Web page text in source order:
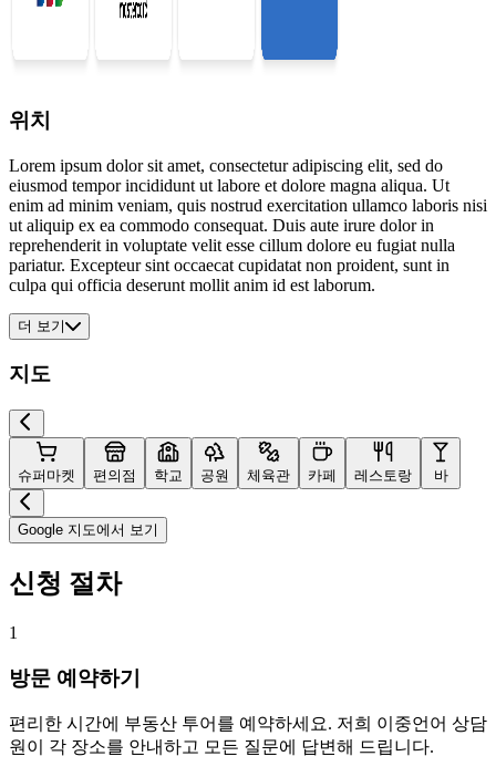
위치
Lorem ipsum dolor sit amet, consectetur adipiscing elit, sed do
eiusmod tempor incididunt ut labore et dolore magna aliqua. Ut
enim ad minim veniam, quis nostrud exercitation ullamco laboris nisi
ut aliquip ex ea commodo consequat. Duis aute irure dolor in
reprehenderit in voluptate velit esse cillum dolore eu fugiat nulla
pariatur. Excepteur sint occaecat cupidatat non proident, sunt in
culpa qui officia deserunt mollit anim id est laborum.
더 보기
지도
슈퍼마켓 편의점 학교 공원 체육관 카페 레스토랑 바
Google 지도에서 보기
신청 절차
1
방문 예약하기
편리한 시간에 부동산 투어를 예약하세요. 저희 이중언어 상담
원이 각 장소를 안내하고 모든 질문에 답변해 드립니다.